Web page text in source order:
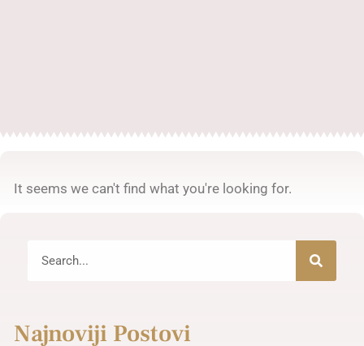
It seems we can't find what you're looking for.
Najnoviji Postovi